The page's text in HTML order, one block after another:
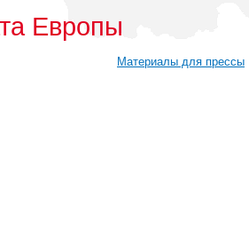
Европы
Материалы для прессы